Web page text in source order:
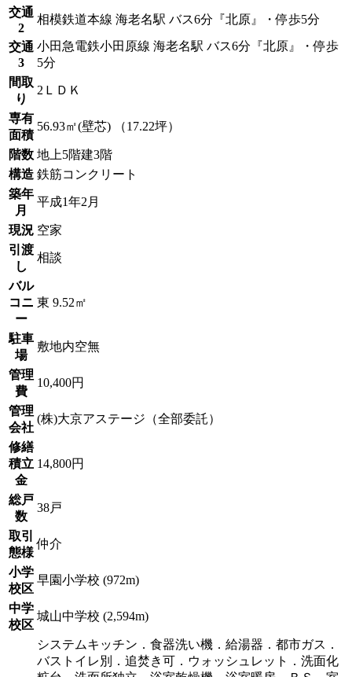
交通
2
相模鉄道本線 海老名駅 バス6分『北原』・停歩5分
交通
3
小田急電鉄小田原線 海老名駅 バス6分『北原』・停歩
5分
間取
り
2ＬＤＫ
専有
面積
56.93㎡(壁芯) （17.22坪）
階数 地上5階建3階
構造 鉄筋コンクリート
築年
月
平成1年2月
現況 空家
引渡
し
相談
バル
コニ
ー
東 9.52㎡
駐車
場
敷地内空無
管理
費
10,400円
管理
会社
(株)大京アステージ（全部委託）
修繕
積立
金
14,800円
総戸
数
38戸
取引
態様
仲介
小学
校区
早園小学校 (972m)
中学
校区
城山中学校 (2,594m)
システムキッチン．食器洗い機．給湯器．都市ガス．
バストイレ別．追焚き可．ウォッシュレット．洗面化